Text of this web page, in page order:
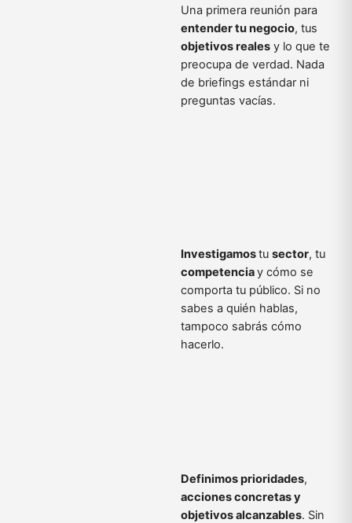
Una primera reunión para
entender tu negocio, tus
objetivos reales y lo que te
preocupa de verdad. Nada
de briefings estándar ni
preguntas vacías.
Investigamostusector, tu
competenciay cómo se
comporta tu público. Si no
sabes a quién hablas,
tampoco sabrás cómo
hacerlo.
Definimos prioridades,
acciones concretas y
objetivos alcanzables. Sin